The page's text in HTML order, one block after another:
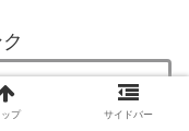
ではこんな時
ップ サイドバー